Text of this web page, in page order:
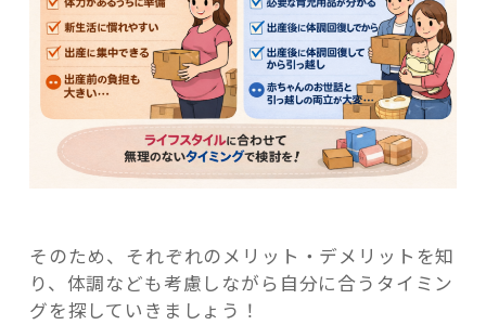
そのため、それぞれのメリット・デメリットを知
り、体調なども考慮しながら自分に合うタイミン
グを探していきましょう！